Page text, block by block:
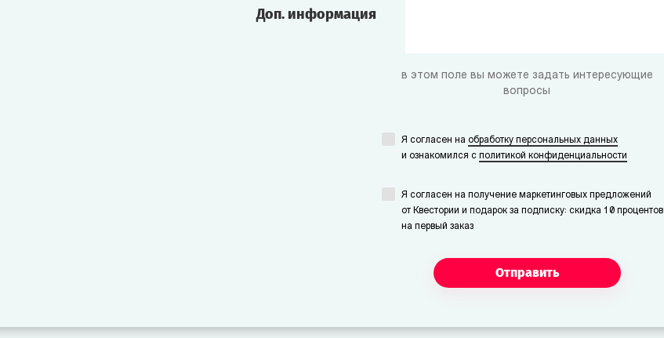
Доп. информация
в этом поле вы можете задать интересующие
вопросы
Я согласен на обработку персональных данных
и ознакомился с политикой конфиденциальности
Я согласен на получение маркетинговых предложений
от Квестории и подарок за подписку: скидка 10 процентов
на первый заказ
Отправить